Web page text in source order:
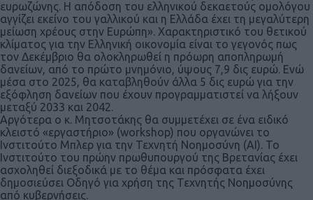
ευρωζώνης. Η απόδοση του ελληνικού δεκαετούς ομολόγου
αγγίζει εκείνο του γαλλικού και η Ελλάδα έχει τη μεγαλύτερη
μείωση χρέους στην Ευρώπη». Χαρακτηριστικό του θετικού
κλίματος για την Ελληνική οικονομία είναι το γεγονός πως
τον Δεκέμβριο θα ολοκληρωθεί η πρόωρη αποπληρωμή
δανείων, από το πρώτο μνημόνιο, ύψους 7,9 δις ευρώ. Ενώ
μέσα στο 2025, θα καταβληθούν άλλα 5 δις ευρώ για την
εξόφληση δανείων που έχουν προγραμματιστεί να λήξουν
μεταξύ 2033 και 2042.
Αργότερα ο κ. Μητσοτάκης θα συμμετέχει σε ένα ειδικό
κλειστό «εργαστήριο» (workshop) που οργανώνει το
Ινστιτούτο Μπλερ για την Τεχνητή Νοημοσύνη (ΑΙ). Το
Ινστιτούτο του πρώην πρωθυπουργού της Βρετανίας έχει
ασχοληθεί διεξοδικά με το θέμα και πρόσφατα έχει
δημοσιεύσει Οδηγό για χρήση της Τεχνητής Νοημοσύνης
από κυβερνήσεις.